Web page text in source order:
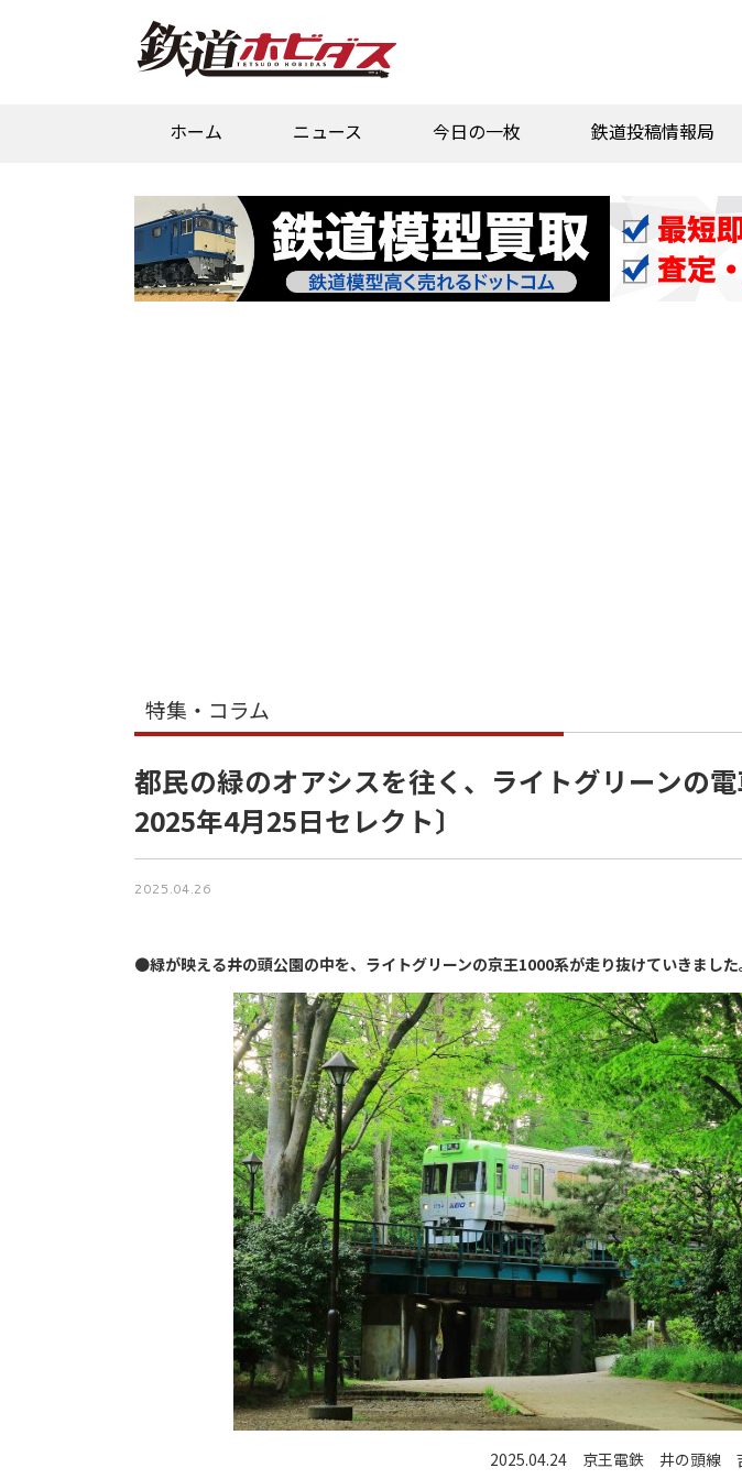
ホーム ニュース 今日の一枚 鉄道投稿情報局
特集・コラム
都民の緑のオアシスを往く、ライトグリーンの
2025年4月25日セレクト〕
2025.04.26
●緑が映える井の頭公園の中を、ライトグリーンの京王1000系が走り抜けていきました
2025.04.24 京王電鉄 井の頭線